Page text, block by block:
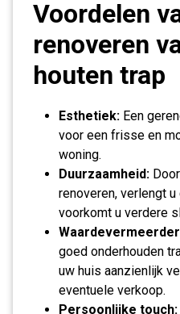
Voordelen
renoveren
houten trap
Esthetiek: Een
voor een frisse en
woning.
Duurzaamheid:
renoveren, verlengt
voorkomt u verdere
goed onderhouden
uw huis aanzienlijk
eventuele verkoop.
Persoonlijke touch: